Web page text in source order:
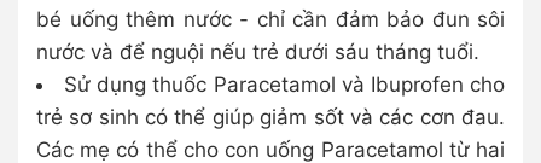
bé uống thêm nước - chỉ cần đảm bảo đun sôi
nước và để nguội nếu trẻ dưới sáu tháng tuổi.
Sử dụng thuốc Paracetamol và Ibuprofen cho
trẻ sơ sinh có thể giúp giảm sốt và các cơn đau.
Các mẹ có thể cho con uống Paracetamol từ hai